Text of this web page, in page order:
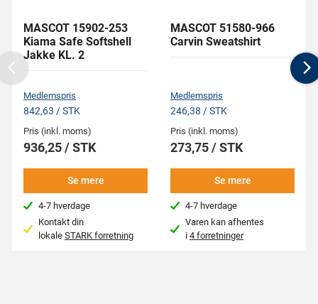
MASCOT 15902-253
Kiama Safe Softshell
Jakke KL. 2
Medlemspris
842,63 / STK
Pris (inkl. moms)
936,25 / STK
Se mere
4-7 hverdage
Kontakt din
lokale STARK forretning
MASCOT 51580-966
Carvin Sweatshirt
Medlemspris
246,38 / STK
Pris (inkl. moms)
273,75 / STK
Se mere
4-7 hverdage
Varen kan afhentes
i4 forretninger
Previous